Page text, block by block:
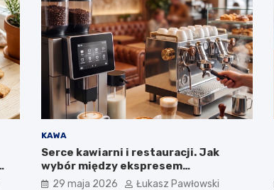
KAWA
Serce kawiarni i restauracji. Jak
wybór między ekspresem
automatycznym a kolbowym wpływa
29 maja 2026 Łukasz Pawłowski